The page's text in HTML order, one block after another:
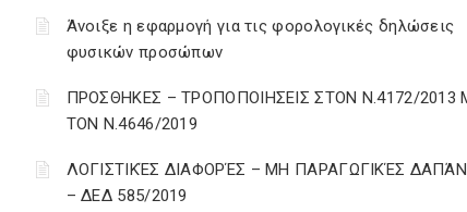
Άνοιξε η εφαρμογή για τις φορολογικές δηλώσεις
φυσικών προσώπων
ΠΡΟΣΘΗΚΕΣ – ΤΡΟΠΟΠΟΙΗΣΕΙΣ ΣΤΟΝ Ν.4172/2013
ΤΟΝ Ν.4646/2019
ΛΟΓΙΣΤΙΚΈΣ ΔΙΑΦΟΡΈΣ – ΜΗ ΠΑΡΑΓΩΓΙΚΈΣ
– ΔΕΔ 585/2019